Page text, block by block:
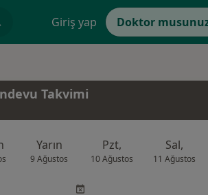
Giriş yap Doktor
Takvimi
Yarın
9 Ağustos
Pzt,
10 Ağustos
Sal,
11 Ağustos